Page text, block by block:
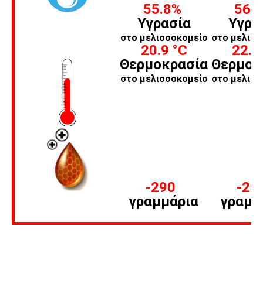
55.8%
Υγρασία
στο μελισσοκομείο στο
20.9 °C
Θερμοκρασία
στο μελισσοκομείο
22.3
στο
-290
γραμμάρια
-